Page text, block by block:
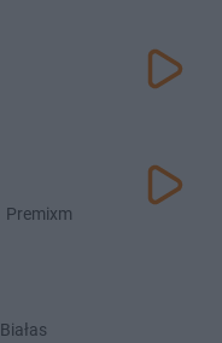
Premixm
Białas